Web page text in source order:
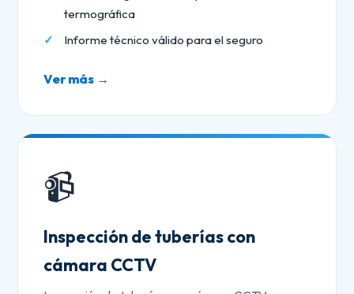
termográfica
Informe técnico válido para el seguro
Ver más →
📹
Inspección de tuberías con
cámara CCTV